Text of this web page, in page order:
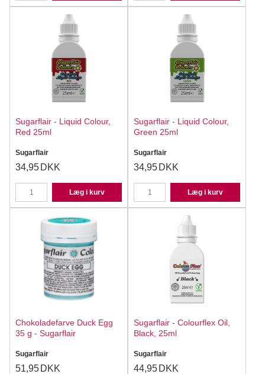
Sugarflair - Liquid Colour,
Red 25ml
Sugarflair
34,95 DKK
Læg i kurv
Sugarflair - Liquid Colour,
Green 25ml
Sugarflair
34,95 DKK
Læg i kurv
Chokoladefarve Duck Egg
35 g - Sugarflair
Sugarflair
51,95 DKK
Sugarflair - Colourflex Oil,
Black, 25ml
Sugarflair
44,95 DKK